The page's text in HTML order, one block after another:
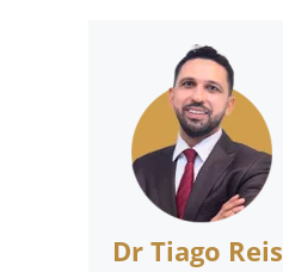
Dr Tiago Reis